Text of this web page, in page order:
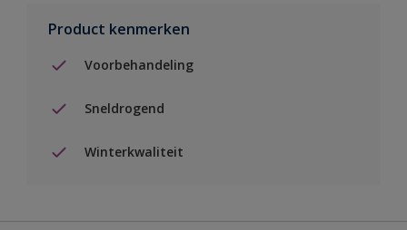
Product kenmerken
Voorbehandeling
Sneldrogend
Winterkwaliteit